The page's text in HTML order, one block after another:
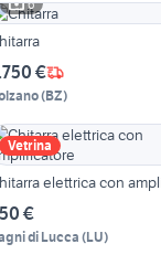
6
€
(BZ)
Vetrina
elettrica con
€
di Lucca (LU)